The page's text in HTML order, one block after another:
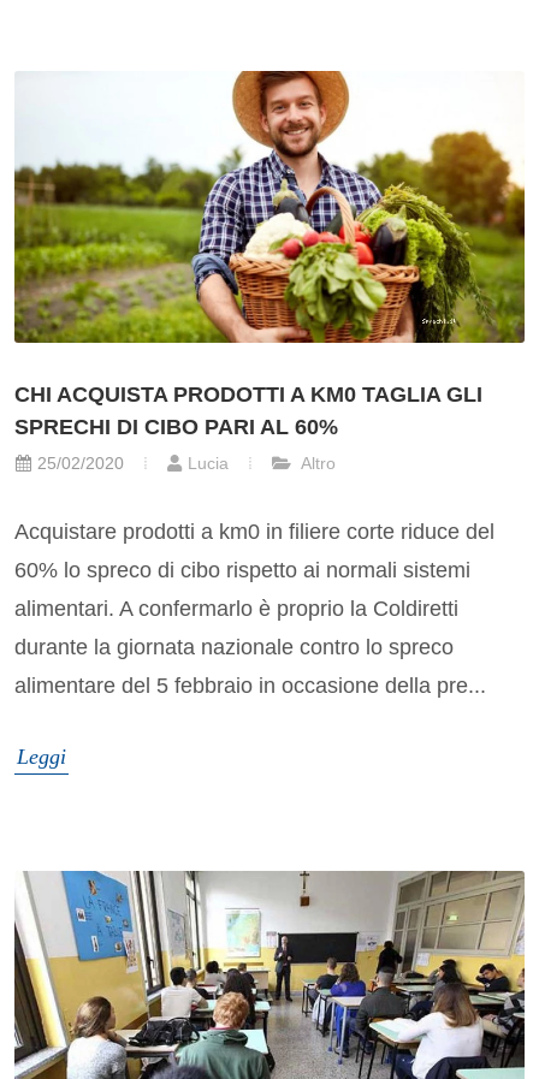
CHI ACQUISTA PRODOTTI A KM0 TAGLIA GLI
SPRECHI DI CIBO PARI AL 60%
25/02/2020 Lucia Altro
Acquistare prodotti a km0 in filiere corte riduce del
60% lo spreco di cibo rispetto ai normali sistemi
alimentari. A confermarlo è proprio la Coldiretti
durante la giornata nazionale contro lo spreco
alimentare del 5 febbraio in occasione della pre...
Leggi